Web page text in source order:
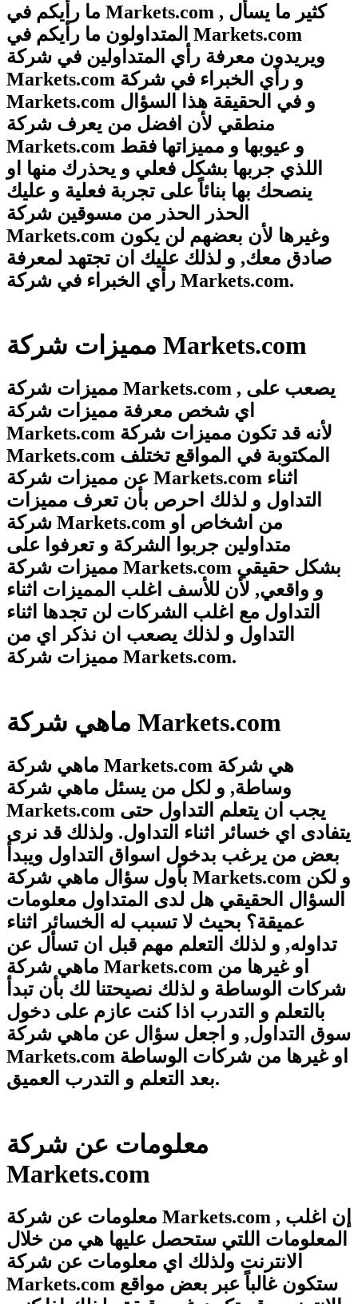
ما رأيكم في Markets.com , كثير ما يسأل
المتداولون ما رأيكم في Markets.com
ويريدون معرفة رأي المتداولين في شركة
Markets.com و رأي الخبراء في شركة
Markets.com و في الحقيقة هذا السؤال
منطقي لأن افضل من يعرف شركة
Markets.com و عيوبها و مميزاتها فقط
اللذي جربها بشكل فعلي و يحذرك منها او
ينصحك بها بنائاً على تجربة فعلية و عليك
الحذر الحذر من مسوقين شركة
Markets.com وغيرها لأن بعضهم لن يكون
صادق معك, و لذلك عليك ان تجتهد لمعرفة
رأي الخبراء في شركة Markets.com.
مميزات شركة Markets.com
مميزات شركة Markets.com , يصعب على
اي شخص معرفة مميزات شركة
Markets.com لأنه قد تكون مميزات شركة
Markets.com المكتوبة في المواقع تختلف
عن مميزات شركة Markets.com اثناء
التداول و لذلك احرص بأن تعرف مميزات
شركة Markets.com من اشخاص او
متداولين جربوا الشركة و تعرفوا على
مميزات شركة Markets.com بشكل حقيقي
و واقعي, لأن للأسف اغلب المميزات اثناء
التداول مع اغلب الشركات لن تجدها اثناء
التداول و لذلك يصعب ان نذكر اي من
مميزات شركة Markets.com.
ماهي شركة Markets.com
ماهي شركة Markets.com هي شركة
وساطة, و لكل من يسئل ماهي شركة
Markets.com يجب ان يتعلم التداول حتى
يتفادى اي خسائر اثناء التداول. ولذلك قد نرى
بعض من يرغب بدخول اسواق التداول ويبدأ
بأول سؤال ماهي شركة Markets.com و لكن
السؤال الحقيقي هل لدى المتداول معلومات
عميقة؟ بحيث لا تسبب له الخسائر اثناء
تداوله, و لذلك التعلم مهم قبل ان تسأل عن
ماهي شركة Markets.com او غيرها من
شركات الوساطة و لذلك نصيحتنا لك بأن تبدأ
بالتعلم و التدرب اذا كنت عازم على دخول
سوق التداول, و اجعل سؤال عن ماهي شركة
Markets.com او غيرها من شركات الوساطة
بعد التعلم و التدرب العميق.
معلومات عن شركة
Markets.com
معلومات عن شركة Markets.com , إن اغلب
المعلومات اللتي ستحصل عليها هي من خلال
الانترنت ولذلك اي معلومات عن شركة
Markets.com ستكون غالباً عبر بعض مواقع